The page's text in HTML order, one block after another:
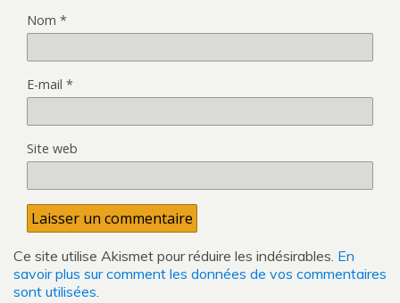
Nom *
E-mail *
Site web
Ce site utilise Akismet pour réduire les indésirables. En
savoir plus sur comment les données de vos commentaires
sont utilisées